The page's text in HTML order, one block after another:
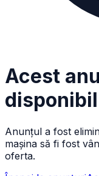
Acest
disponibil
Anunțul a fost
mașina să fi fost
oferta.